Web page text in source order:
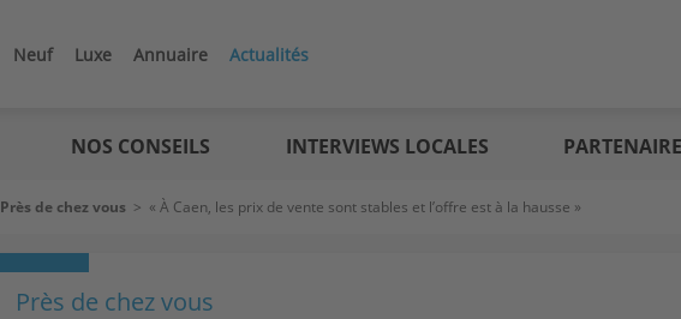
Neuf Luxe Annuaire Actualités
NOS CONSEILS INTERVIEWS LOCALES
Près de chez vous > « À Caen, les prix de vente sont stables et l’offre est à la hausse »
Près de chez vous